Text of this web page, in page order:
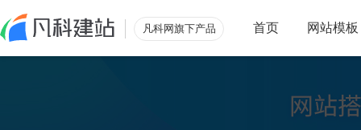
凡科网旗下产品 首页 网站模板